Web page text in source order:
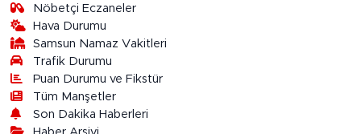
Nöbetçi Eczaneler
Hava Durumu
Samsun Namaz Vakitleri
Trafik Durumu
Puan Durumu ve Fikstür
Tüm Manşetler
Son Dakika Haberleri